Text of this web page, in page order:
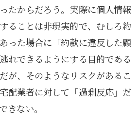
たからだろう。実際に個人情報
ることは非現実的で、むしろ約
った場合に「約款に違反した顧
れできるようにする目的である
が、そのようなリスクがあるこ
配業者に対して「過剰反応」だ
きない。